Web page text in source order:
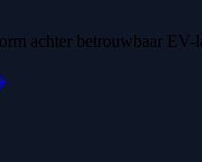
achter betrouwbaar EV-